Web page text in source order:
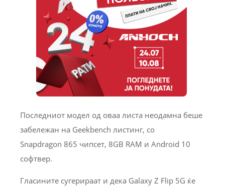
Последниот модел од оваа листа неодамна беше
забележан на Geekbench листинг, со
Snapdragon 865 чипсет, 8GB RAM и Android 10
софтвер.
Гласините сугерираат и дека Galaxy Z Flip 5G ќе